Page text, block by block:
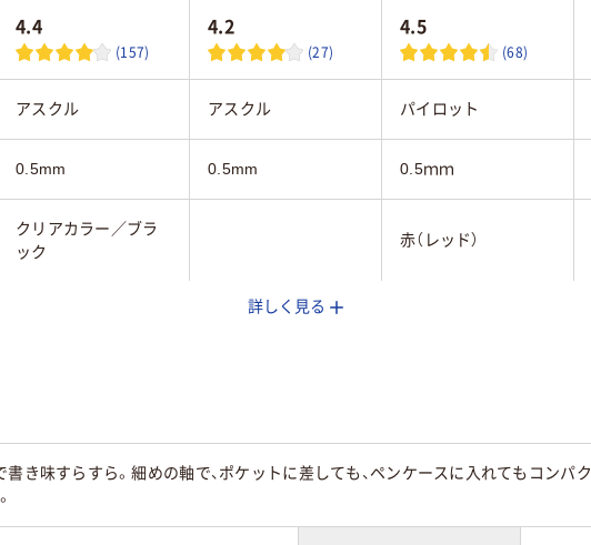
4.4
(157)
4.2
(27)
4.5
(68)
アスクル アスクル パイロット
0.5mm 0.5mm 0.5ｍｍ
クリアカラー／ブラ
ック
赤（レッド）
詳しく見る
き味すらすら。細めの軸で、ポケットに差しても、ペンケースに入れてもコンパ